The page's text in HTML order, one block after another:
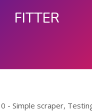
FITTER
- Simple scraper,